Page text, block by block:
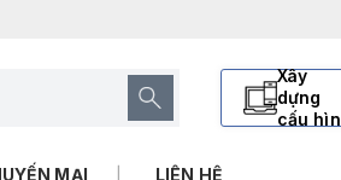
Xây
dựng
cấu
MẠI LIÊN HỆ